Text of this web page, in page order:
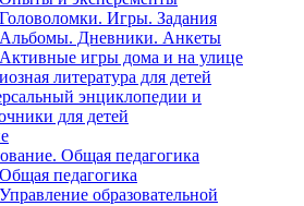
Головоломки. Игры. Задания
Альбомы. Дневники. Анкеты
Активные игры дома и на улице
литература для детей
энциклопедии и
для детей
Общая педагогика
Общая педагогика
Управление образовательной